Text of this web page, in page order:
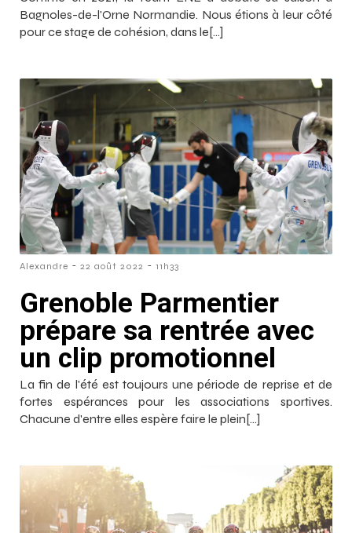
Bagnoles-de-l'Orne Normandie. Nous étions à leur côté
pour ce stage de cohésion, dans le[…]
Alexandre - 22 août 2022 - 11h33
Grenoble Parmentier
prépare sa rentrée avec
un clip promotionnel
La fin de l'été est toujours une période de reprise et de
fortes espérances pour les associations sportives.
Chacune d'entre elles espère faire le plein[…]